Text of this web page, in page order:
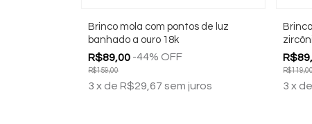
Brinco mola com pontos de luz
banhado a ouro 18k
R$89,00 -44% OFF
R$159,00
3 x de R$29,67 sem juros 3 x